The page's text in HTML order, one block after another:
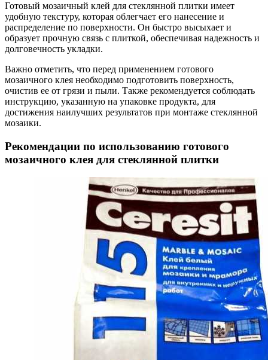
Готовый мозаичный клей для стеклянной плитки имеет
удобную текстуру, которая облегчает его нанесение и
распределение по поверхности. Он быстро высыхает и
образует прочную связь с плиткой, обеспечивая надежность и
долговечность укладки.
Важно отметить, что перед применением готового
мозаичного клея необходимо подготовить поверхность,
очистив ее от грязи и пыли. Также рекомендуется соблюдать
инструкцию, указанную на упаковке продукта, для
достижения наилучших результатов при монтаже стеклянной
мозаики.
Рекомендации по использованию готового
мозаичного клея для стеклянной плитки